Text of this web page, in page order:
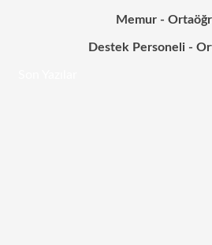
Memur -
Destek Personeli -